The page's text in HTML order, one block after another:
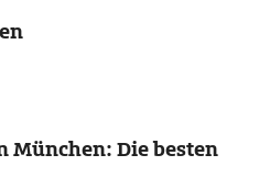
München: Die besten